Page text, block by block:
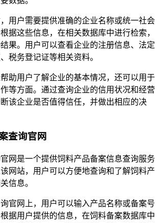
用户需要提供准确的企业名称或统一社会
据这些信息，在相关数据库中进行检索，
果。用户可以查看企业的注册信息、法定
税务登记证等相关资料。
助用户了解企业的基本情况，还可以用于
等方面。通过查询企业的信用状况和经营
该企业是否值得信任，并做出相应的决
查询官网
网是一个提供饲料产品备案信息查询服务
网站，用户可以方便地查询和了解饲料产
信息。
官网上，用户可以输入产品名称或备案号
据用户提供的信息，在饲料备案数据库中